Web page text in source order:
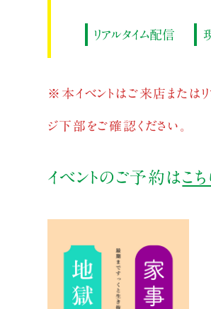
リアルタイム配信
※本イベントはご来店または
ジ下部をご確認ください。
イベントのご予約はこち